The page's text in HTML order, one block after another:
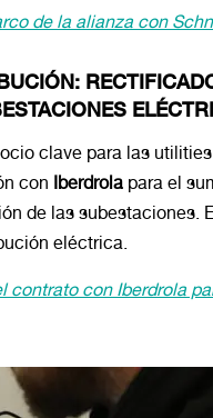
de la alianza con
clave para las utilities
con Iberdrola para el
de las subestaciones.
eléctrica.
contrato con Iberdrola